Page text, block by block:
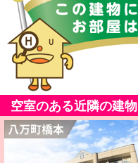
空室のある近隣の建物